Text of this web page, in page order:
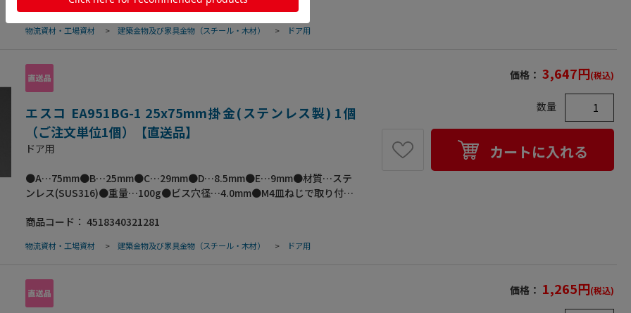
商品コード：4518340191563
物流資材・工場資材 > 建築金物及び家具金物（スチール・木材） > ドア用
エスコ EA951BG-1 25x75mm掛金(ステンレス製) 1個
（ご注文単位1個）【直送品】
ドア用
●A…75mm●B…25mm●C…29mm●D…8.5mm●E…9mm●材質…ステ
ンレス(SUS316)●重量…100g●ビス穴径…4.0mm●M4皿ねじで取り付け
商品コード： 4518340321281
物流資材・工場資材 > 建築金物及び家具金物（スチール・木材） > ドア用
価格： 3,647円(税込)
数量
カートに入れる
価格： 1,265円(税込)